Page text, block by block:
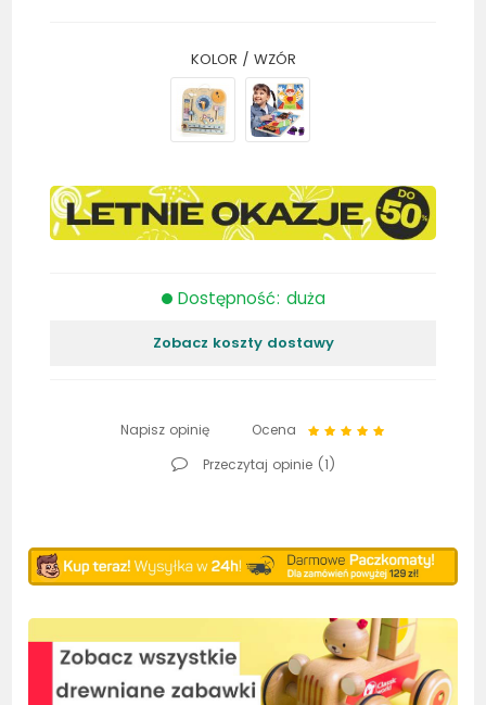
KOLOR / WZÓR
Dostępność: duża
Zobacz koszty dostawy
Napisz opinię
Ocena
Przeczytaj opinie (1)